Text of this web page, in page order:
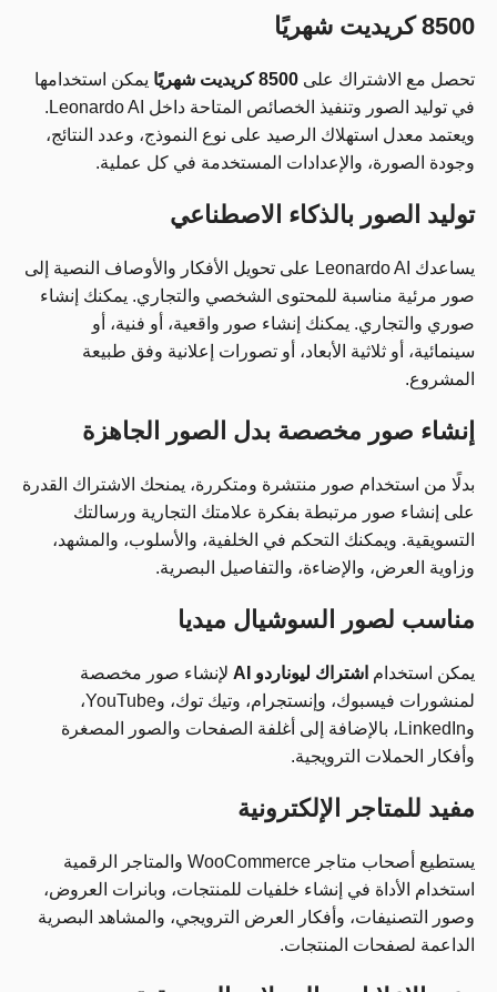
8500 كريديت شهريًا
تحصل مع الاشتراك على 8500 كريديت شهريًا
يمكن استخدامها
في توليد الصور وتنفيذ الخصائص المتاحة داخل Leonardo AI.
ويعتمد معدل استهلاك الرصيد على نوع النموذج، وعدد النتائج،
وجودة الصورة، والإعدادات المستخدمة في كل عملية.
توليد الصور بالذكاء الاصطناعي
يساعدك Leonardo AI على تحويل الأفكار والأوصاف النصية إلى
صور مرئية مناسبة للمحتوى الشخصي والتجاري. يمكنك إنشاء
صوري والتجاري. يمكنك إنشاء صور واقعية، أو فنية، أو
سينمائية، أو ثلاثية الأبعاد، أو تصورات إعلانية وفق طبيعة
المشروع.
إنشاء صور مخصصة بدل الصور الجاهزة
بدلًا من استخدام صور منتشرة ومتكررة، يمنحك الاشتراك القدرة
على إنشاء صور مرتبطة بفكرة علامتك التجارية ورسالتك
التسويقية. ويمكنك التحكم في الخلفية، والأسلوب، والمشهد،
وزاوية العرض، والإضاءة، والتفاصيل البصرية.
مناسب لصور السوشيال ميديا
يمكن استخدام اشتراك ليوناردو AI
لإنشاء صور مخصصة
لمنشورات فيسبوك، وإنستجرام، وتيك توك، وYouTube،
وLinkedIn، بالإضافة إلى أغلفة الصفحات والصور المصغرة
وأفكار الحملات الترويجية.
مفيد للمتاجر الإلكترونية
يستطيع أصحاب متاجر WooCommerce والمتاجر الرقمية
استخدام الأداة في إنشاء خلفيات للمنتجات، وبانرات العروض،
وصور التصنيفات، وأفكار العرض الترويجي، والمشاهد البصرية
الداعمة لصفحات المنتجات.